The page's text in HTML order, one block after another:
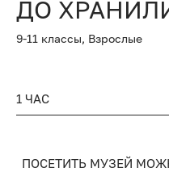
ДО
9-11 классы, Взрослые
1 ЧАС
ПОСЕТИТЬ МУЗЕЙ